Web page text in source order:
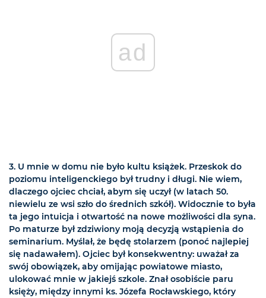
ad
3. U mnie w domu nie było kultu książek. Przeskok do
poziomu inteligenckiego był trudny i długi. Nie wiem,
dlaczego ojciec chciał, abym się uczył (w latach 50.
niewielu ze wsi szło do średnich szkół). Widocznie to była
ta jego intuicja i otwartość na nowe możliwości dla syna.
Po maturze był zdziwiony moją decyzją wstąpienia do
seminarium. Myślał, że będę stolarzem (ponoć najlepiej
się nadawałem). Ojciec był konsekwentny: uważał za
swój obowiązek, aby omijając powiatowe miasto,
ulokować mnie w jakiejś szkole. Znał osobiście paru
księży, między innymi ks. Józefa Rocławskiego, który